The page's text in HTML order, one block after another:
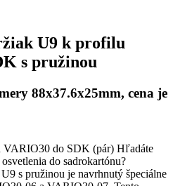
U9 k profilu
s pružinou
88x37.6x25mm, cena je
do SDK (pár) Hľadáte
do sadrokartónu?
s pružinou je navrhnutý špeciálne